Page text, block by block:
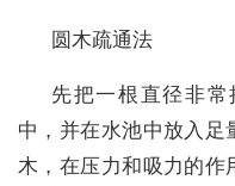
圆木疏通法
先把一根直径非
中，并在水池中放入
木，在压力和吸力的作